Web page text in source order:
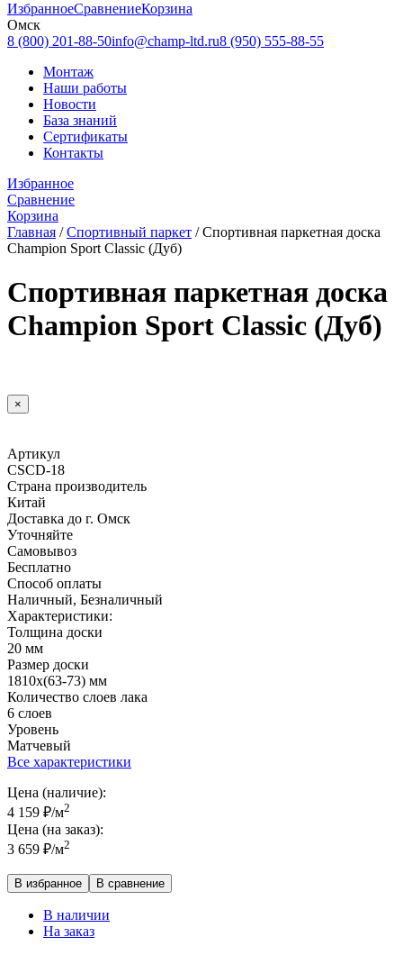
ИзбранноеСравнениеКорзина
Омск
8 (800) 201-88-50info@champ-ltd.ru8 (950) 555-88-55
Монтаж
Наши работы
Новости
База знаний
Сертификаты
Контакты
Избранное
Сравнение
Корзина
Главная /Спортивный паркет /Спортивная паркетная доска
Champion Sport Classic (Дуб)
Спортивная паркетная доска
Champion Sport Classic (Дуб)
×
Артикул
CSCD-18
Страна производитель
Китай
Доставка до г. Омск
Уточняйте
Самовывоз
Бесплатно
Способ оплаты
Наличный, Безналичный
Характеристики:
Толщина доски
20 мм
Размер доски
1810х(63-73) мм
Количество слоев лака
6 слоев
Уровень
Матчевый
Все характеристики
Цена (наличие):
4 159 ₽/м2
Цена (на заказ):
3 659 ₽/м2
В избранное В сравнение
В наличии
На заказ